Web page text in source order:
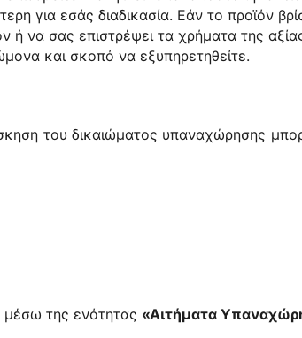
για εσάς διαδικασία. Εάν το προϊόν
ή να σας επιστρέψει τα χρήματα της
και σκοπό να εξυπηρετηθείτε.
του δικαιώματος υπαναχώρησης
μέσω της ενότητας «Αιτήματα